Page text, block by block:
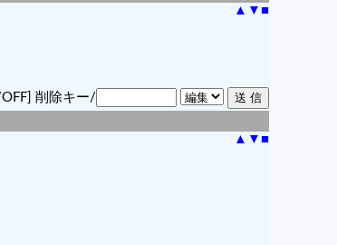
▲ ▼ ■
削除キー/
▲ ▼ ■